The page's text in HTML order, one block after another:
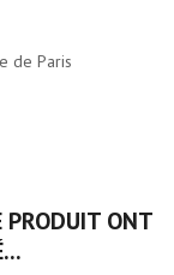
de Paris
PRODUIT ONT